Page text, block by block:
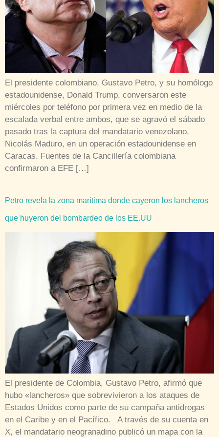
El presidente colombiano, Gustavo Petro, y su homólogo
estadounidense, Donald Trump, conversaron este
miércoles por teléfono por primera vez en medio de la
escalada verbal entre ambos, que se agravó el sábado
pasado tras la captura del mandatario venezolano,
Nicolás Maduro, en un operación estadounidense en
Caracas. Fuentes de la Cancillería colombiana
confirmaron a EFE […]
Petro revela la zona marítima donde cayeron los lancheros
que huyeron del bombardeo de los EE.UU
El presidente de Colombia, Gustavo Petro, afirmó que
hubo «lancheros» que sobrevivieron a los ataques de
Estados Unidos como parte de su campaña antidrogas
en el Caribe y en el Pacífico. A través de su cuenta en
X, el mandatario neogranadino publicó un mapa con la